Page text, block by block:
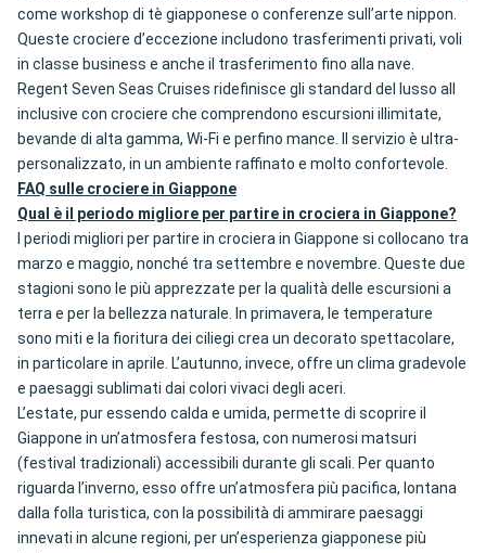
come workshop di tè giapponese o conferenze sull’arte nippon.
Queste crociere d’eccezione includono trasferimenti privati, voli
in classe business e anche il trasferimento fino alla nave.
Regent Seven Seas Cruises ridefinisce gli standard del lusso all
inclusive con crociere che comprendono escursioni illimitate,
bevande di alta gamma, Wi-Fi e perfino mance. Il servizio è ultra-
personalizzato, in un ambiente raffinato e molto confortevole.
FAQ sulle crociere in Giappone
Qual è il periodo migliore per partire in crociera in Giappone?
I periodi migliori per partire in crociera in Giappone si collocano tra
marzo e maggio, nonché tra settembre e novembre. Queste due
stagioni sono le più apprezzate per la qualità delle escursioni a
terra e per la bellezza naturale. In primavera, le temperature
sono miti e la fioritura dei ciliegi crea un decorato spettacolare,
in particolare in aprile. L’autunno, invece, offre un clima gradevole
e paesaggi sublimati dai colori vivaci degli aceri.
L’estate, pur essendo calda e umida, permette di scoprire il
Giappone in un’atmosfera festosa, con numerosi matsuri
(festival tradizionali) accessibili durante gli scali. Per quanto
riguarda l’inverno, esso offre un’atmosfera più pacifica, lontana
dalla folla turistica, con la possibilità di ammirare paesaggi
innevati in alcune regioni, per un’esperienza giapponese più